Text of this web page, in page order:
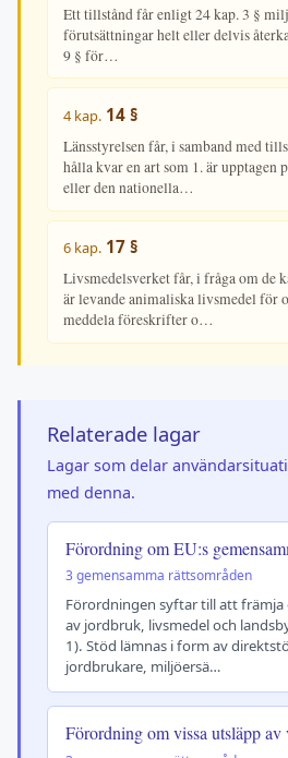
Ett tillstånd får enligt 24 kap. 3 §
förutsättningar helt eller delvis
9 § för…
4 kap. 14 §
Länsstyrelsen får, i samband med
hålla kvar en art som 1. är upptagen
eller den nationella…
6 kap. 17 §
Livsmedelsverket får, i fråga om de
är levande animaliska livsmedel för
meddela föreskrifter o…
Relaterade lagar
Lagar som delar
med denna.
Förordning om EU:s
3 gemensamma rättsområden
Förordningen syftar till att främja
av jordbruk, livsmedel och
1). Stöd lämnas i form av
jordbrukare, miljöersä…
Förordning om vissa utsläpp av